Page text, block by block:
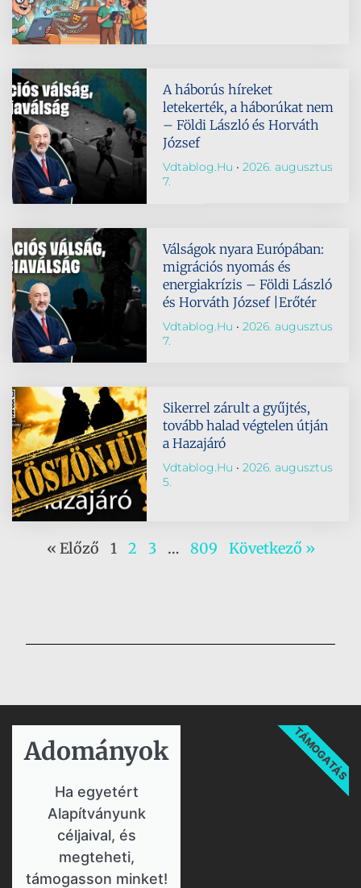
A háborús híreket
letekerték, a háborúkat nem
– Földi László és Horváth
József
Vdtablog.hu
2026. augusztus
7.
Válságok nyara Európában:
migrációs nyomás és
energiakrízis – Földi László
és Horváth József |Erőtér
Vdtablog.hu
2026. augusztus
7.
Sikerrel zárult a gyűjtés,
tovább halad végtelen útján
a Hazajáró
Vdtablog.hu
2026. augusztus
5.
« Előző 1 2 3 … 809 Következő »
Adományok​
Ha egyetért
Alapítványunk
céljaival, és
megteheti,
támogasson minket!
TÁMOGATÁS